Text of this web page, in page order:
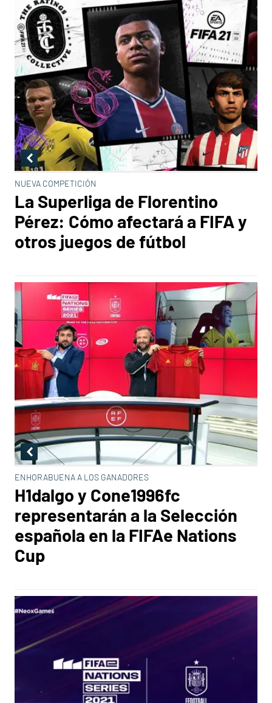
NUEVA COMPETICIÓN
La Superliga de Florentino
Pérez: Cómo afectará a FIFA y
otros juegos de fútbol
ENHORABUENA A LOS GANADORES
H1dalgo y Cone1996fc
representarán a la Selección
española en la FIFAe Nations
Cup